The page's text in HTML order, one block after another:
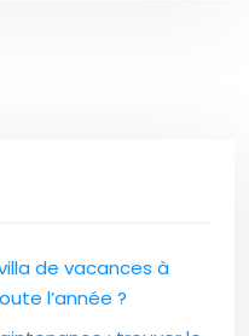
de vacances à
l’année ?